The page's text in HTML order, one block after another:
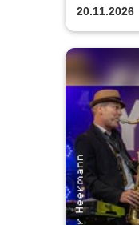
20.11.2026